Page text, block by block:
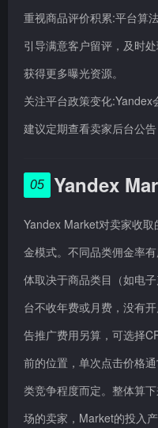
重视商品评价积累:平台算
引导满意客户留评，及时
获得更多曝光资源。
关注平台政策变化:Yandex
建议定期查看卖家后台公告
05 Yandex
Yandex Market对卖家收
金模式。不同品类佣金率
体取决于商品类目（如电
台不收年费或月费，没有
告推广费用另算，可选择
前的位置，单次点击价格
类竞争程度而定。整体算
场的卖家，Market的投入